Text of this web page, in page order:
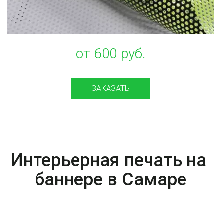
от 600 руб.
ЗАКАЗАТЬ
Интерьерная печать на
баннере в Самаре